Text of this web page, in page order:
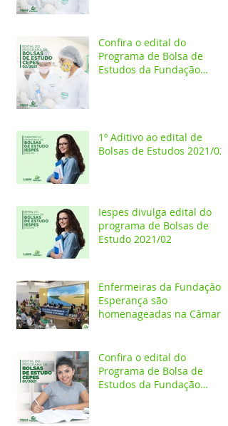
Confira o edital do
Programa de Bolsa de
Estudos da Fundação
1º Aditivo ao edital de
Bolsas de Estudos 2021/02
Iespes divulga edital do
programa de Bolsas de
Estudo 2021/02
Enfermeiras da Fundação
Esperança são
homenageadas na Câmara
Confira o edital do
Programa de Bolsa de
Estudos da Fundação